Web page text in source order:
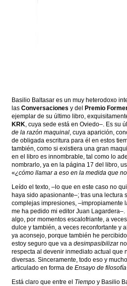
Basilio Baltasar es un muy heterodoxo
las Conversaciones y del
Premio
ejemplar de su último libro,
KRK, cuya sede está en Oviedo–. Es su
de la razón maquinal, cuya aparición,
de obligada escritura para él en estos
también, como si existiera una gran
en el libro es innombrable, tal como lo
nombrarlo, ya en la página 17 del libro,
«¿cómo llamar a eso en la medida que
Leído el texto, –lo que en este caso no
haya sido apasionante–; tras una lectura
complejas impresiones, –impropiamente
me ha pedido mi editor Juan
algo, por momentos escalofriante, a
dulce y también, a veces reconfortante y
ya aconsejo, porque también he
estoy seguro que va a desimpasibilizar
respecta al devenir inmediato actual que
diversas. Sinceramente, todo eso y
articulado en forma de Ensayo de
Está claro que entre el Tiempo y Basilio